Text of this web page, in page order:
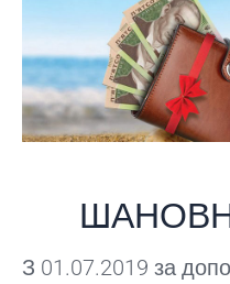
З 01.07.2019 за